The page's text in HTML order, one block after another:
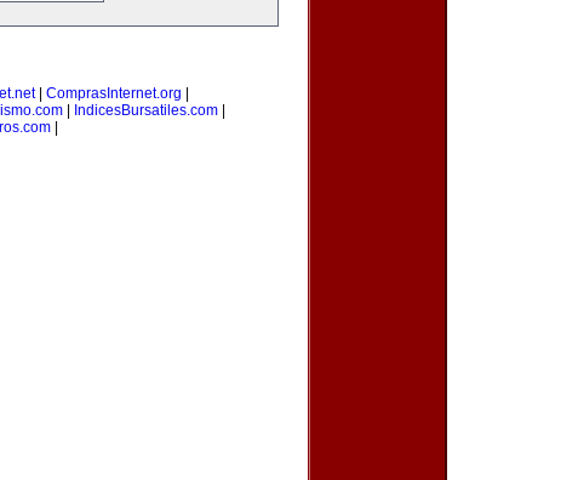
| ComprasInternet.org
IndicesBursatiles.com
|